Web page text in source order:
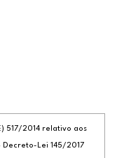
517/2014 relativo aos
Lei 145/2017